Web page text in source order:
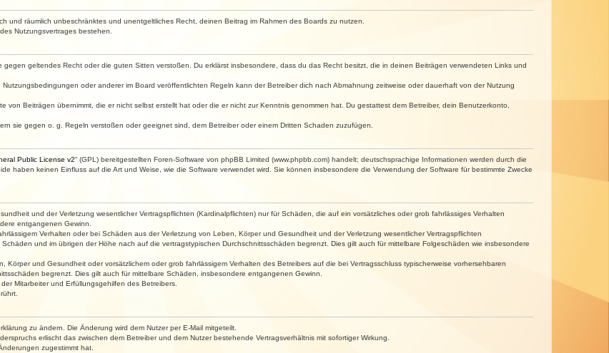
und räumlich unbeschränktes und unentgeltliches Recht, deinen Beitrag im Rahmen des Boards zu nutzen.
Nutzungsvertrages bestehen.
geltendes Recht oder die guten Sitten verstoßen. Du erklärst insbesondere, dass du das Recht besitzt, die in deinen Beiträgen verwendeten Links und
oder anderer im Board veröffentlichten Regeln kann der Betreiber dich nach Abmahnung zeitweise oder dauerhaft von der Nutzung
von Beiträgen übernimmt, die er nicht selbst erstellt hat oder die er nicht zur Kenntnis genommen hat. Du gestattest dem Betreiber, dein Benutzerkonto,
sie gegen o. g. Regeln verstoßen oder geeignet sind, dem Betreiber oder einem Dritten Schaden zuzufügen.
Public License v2“ (GPL) bereitgestellten Foren-Software von phpBB Limited (www.phpbb.com) handelt; deutschsprachige Informationen werden durch die
haben keinen Einfluss auf die Art und Weise, wie die Software verwendet wird. Sie können insbesondere die Verwendung der Software für bestimmte Zwecke
und der Verletzung wesentlicher Vertragspflichten (Kardinalpflichten) nur für Schäden, die auf ein vorsätzliches oder grob fahrlässiges Verhalten
entgangenen Gewinn.
Verhalten oder bei Schäden aus der Verletzung von Leben, Körper und Gesundheit und der Verletzung wesentlicher Vertragspflichten
und im übrigen der Höhe nach auf die vertragstypischen Durchschnittsschäden begrenzt. Dies gilt auch für mittelbare Folgeschäden wie insbesondere
und Gesundheit oder vorsätzlichem oder grob fahrlässigem Verhalten des Betreibers auf die bei Vertragsschluss typischerweise vorhersehbaren
begrenzt. Dies gilt auch für mittelbare Schäden, insbesondere entgangenen Gewinn.
Mitarbeiter und Erfüllungsgehilfen des Betreibers.
zu ändern. Die Änderung wird dem Nutzer per E-Mail mitgeteilt.
erlischt das zwischen dem Betreiber und dem Nutzer bestehende Vertragsverhältnis mit sofortiger Wirkung.
zugestimmt hat.